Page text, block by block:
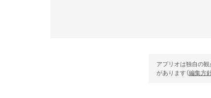
アプリオは独自の観
があります（編集方